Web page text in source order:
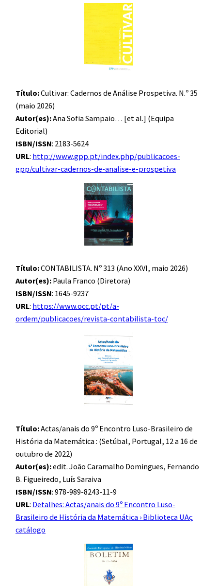
Título:Cultivar: Cadernos de Análise Prospetiva. N.º 35
(maio 2026)
Autor(es):Ana Sofia Sampaio… [et al.] (Equipa
Editorial)
ISBN/ISSN: 2183-5624
URL: http://www.gpp.pt/index.php/publicacoes-
gpp/cultivar-cadernos-de-analise-e-prospetiva
Título:CONTABILISTA. Nº 313 (Ano XXVI, maio 2026)
Autor(es): Paula Franco (Diretora)
ISBN/ISSN: 1645-9237
URL: https://www.occ.pt/pt/a-
ordem/publicacoes/revista-contabilista-toc/
Título:Actas/anais do 9º Encontro Luso-Brasileiro de
História da Matemática : (Setúbal, Portugal, 12 a 16 de
outubro de 2022)
Autor(es):edit. João Caramalho Domingues, Fernando
B. Figueiredo, Luís Saraiva
ISBN/ISSN: 978-989-8243-11-9
URL: Detalhes: Actas/anais do 9º Encontro Luso-
Brasileiro de História da Matemática › Biblioteca UAç
catálogo